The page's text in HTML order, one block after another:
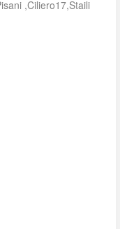
,Ciliero17,Staili